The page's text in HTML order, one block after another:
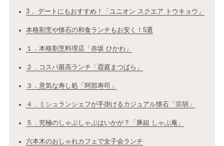
3． デートにもおすすめ！「ユニオン スクエア トウキョウ」
本格割烹や懐石の和食ランチもお安く！5選
１．本格割烹料理店「赤坂 ひかわ」
２．コスパ最高ランチ「霞庭まつばら」
３．意気な寿し処「阿部寿司」
４．ミシュランシェフが手掛けるカジュアル懐石「宗胡」
５．究極のしゃぶしゃぶはいかが？「豚組 しゃぶ庵」
六本木のおしゃれカフェで女子会ランチ